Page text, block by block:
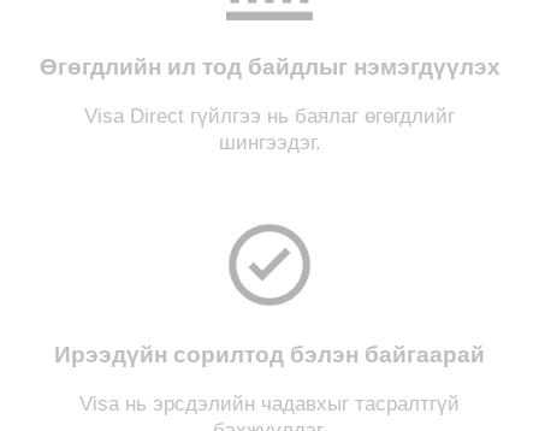
Өгөгдлийн ил тод байдлыг нэмэгдүүлэх
Visa Direct гүйлгээ нь баялаг өгөгдлийг
шингээдэг.
Ирээдүйн сорилтод бэлэн байгаарай
Visa нь эрсдэлийн чадавхыг тасралтгүй